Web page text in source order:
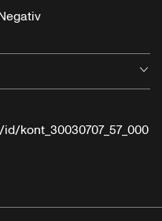
kont_30030707_57_000